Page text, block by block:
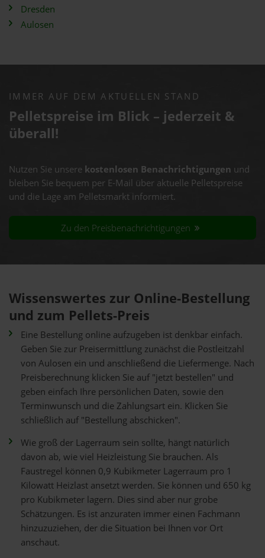
Dresden
Aulosen
IMMER AUF DEM AKTUELLEN STAND
Pelletspreise im Blick – jederzeit &
überall!
Nutzen Sie unsere kostenlosen Benachrichtigungen und
bleiben Sie bequem per E-Mail über aktuelle Pelletspreise
und die Lage am Pelletsmarkt informiert.
Zu den Preisbenachrichtigungen
Wissenswertes zur Online-Bestellung
und zum Pellets-Preis
Eine Bestellung online aufzugeben ist denkbar einfach.
Geben Sie zur Preisermittlung zunächst die Postleitzahl
von Aulosen ein und anschließend die Liefermenge. Nach
Preisberechnung klicken Sie auf "jetzt bestellen" und
geben einfach Ihre persönlichen Daten, sowie den
Terminwunsch und die Zahlungsart ein. Klicken Sie
schließlich auf "Bestellung abschicken".
Wie groß der Lagerraum sein sollte, hängt natürlich
davon ab, wie viel Heizleistung Sie brauchen. Als
Faustregel können 0,9 Kubikmeter Lagerraum pro 1
Kilowatt Heizlast ansetzt werden. Sie können und 650 kg
pro Kubikmeter lagern. Dies sind aber nur grobe
Schätzungen. Es ist anzuraten immer einen Fachmann
hinzuzuziehen, der die Situation bei Ihnen vor Ort
anschaut.